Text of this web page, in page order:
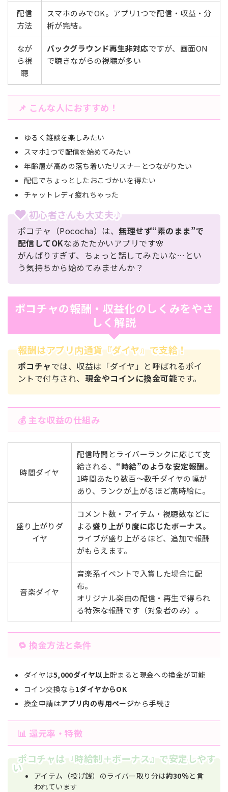
配信
方法
スマホのみでOK。アプリ1つで配信・収益・分
析が完結。
なが
ら視
聴
バックグラウンド再生非対応ですが、画面ON
で聴きながらの視聴が多い
📌 こんな人におすすめ！
ゆるく雑談を楽しみたい
スマホ1つで配信を始めてみたい
年齢層が高めの落ち着いたリスナーとつながりたい
配信でちょっとしたおこづかいを得たい
チャットレディ疲れちゃった
初心者さんも大丈夫♪
ポコチャ（Pococha）は、無理せず“素のまま”で
配信してOKなあたたかいアプリです🌸
がんばりすぎず、ちょっと話してみたいな…とい
う気持ちから始めてみませんか？
ポコチャの報酬・収益化のしくみをやさ
しく解説
報酬はアプリ内通貨『ダイヤ』で支給！
ポコチャでは、収益は「ダイヤ」と呼ばれるポイ
ントで付与され、 現金やコインに換金可能です。
💰 主な収益の仕組み
時間ダイヤ
配信時間とライバーランクに応じて支
給される、 “時給”のような安定報酬。
1時間あたり数百～数千ダイヤの幅が
あり、ランクが上がるほど高時給に。
盛り上がりダ
イヤ
コメント数・アイテム・視聴数などに
よる盛り上がり度に応じたボーナス。
ライブが盛り上がるほど、追加で報酬
がもらえます。
音楽ダイヤ
音楽系イベントで入賞した場合に配
布。
オリジナル楽曲の配信・再生で得られ
る特殊な報酬です（対象者のみ）。
🔁 換金方法と条件
ダイヤは5,000ダイヤ以上貯まると現金への換金が可能
コイン交換なら1ダイヤからOK
換金申請はアプリ内の専用ページから手続き
📊 還元率・特徴
ポコチャは『時給制＋ボーナス』で安定しやす
い
アイテム（投げ銭）のライバー取り分は約30％と言
われています